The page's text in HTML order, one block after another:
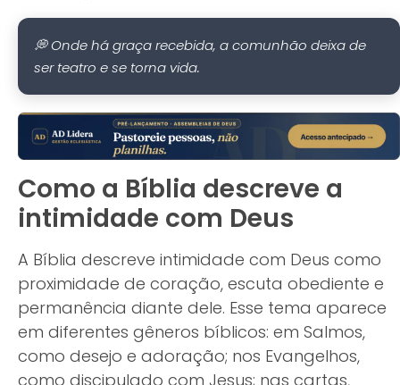
💭 Onde há graça recebida, a comunhão deixa de
ser teatro e se torna vida.
Como a Bíblia descreve a
intimidade com Deus
A Bíblia descreve intimidade com Deus como
proximidade de coração, escuta obediente e
permanência diante dele. Esse tema aparece
em diferentes gêneros bíblicos: em Salmos,
como desejo e adoração; nos Evangelhos,
como discipulado com Jesus; nas cartas,